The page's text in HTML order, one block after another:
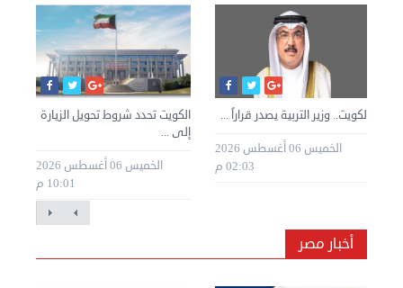
الكويت تحدد شروط تحويل الزيارة
إلى ...
الخميس 06 أغسطس 2026
10:01 م
الكويت.. وزير التربية يصدر قراراً ...
الخميس 06 أغسطس 2026
02:03 م
أخبار مصر